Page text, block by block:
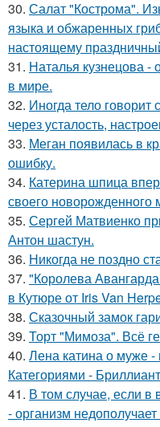
30. Салат "Кострома".
языка и обжаренных
настоящему
31. Наталья кузнецова
в мире.
32. Иногда тело
через усталость,
33. Меган появилась в
ошибку.
34. Катерина шпица
своего новорожденного
35. Сергей Матвиенко
Антон шастун.
36. Никогда не поздно
37. "Королева
в Кутюре от Iris Van
38. Сказочный замок
39. Торт "Мимоза". Всё
40. Лена катина о муже
Категориями -
41. В том случае, если в
- организм